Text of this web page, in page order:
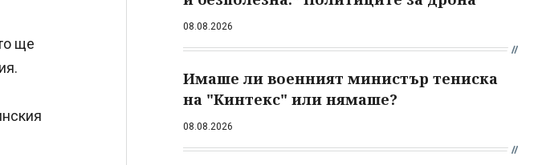
ще
08.08.2026
Имаше ли военният министър тениска
на "Кинтекс" или нямаше?
08.08.2026